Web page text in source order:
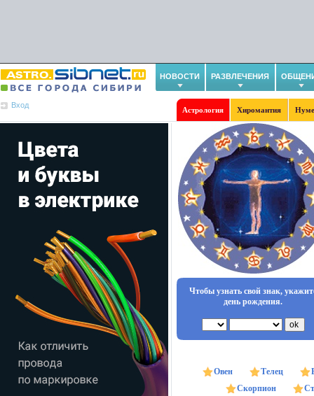
НОВОСТИ РАЗВЛЕЧЕНИЯ
Вход
Астрология Хиромантия
Чтобы узнать свой знак,
день рождения.
Овен Телец
Скорпион